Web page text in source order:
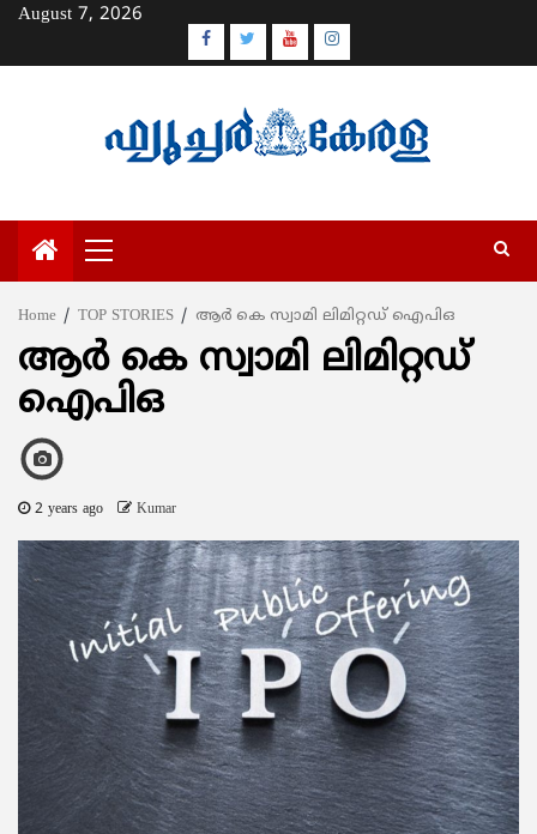
Skip
content
August 7, 2026
Facebook
TwitterYoutubeInstagram
Primary
Menu
Home TOP STORIES ആര്‍ കെ സ്വാമി ലിമിറ്റഡ് ഐപിഒ
ആര്‍ കെ സ്വാമി ലിമിറ്റഡ്
ഐപിഒ
2 years ago Kumar